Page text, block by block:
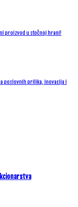
proizvod u stočnoj hrani!
poslovnih prilika, inovacija i